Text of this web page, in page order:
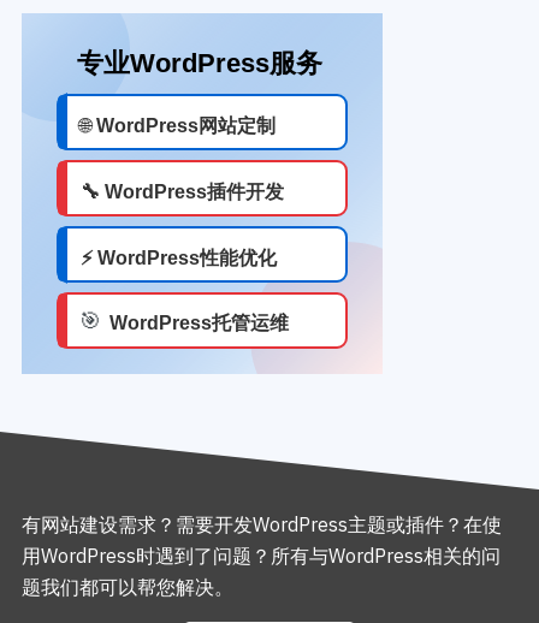
有网站建设需求？需要开发WordPress主题或插件？在使
用WordPress时遇到了问题？所有与WordPress相关的问
题我们都可以帮您解决。